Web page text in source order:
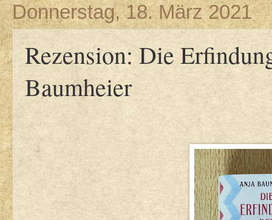
Donnerstag, 18. März 2021
Rezension: Die
Baumheier